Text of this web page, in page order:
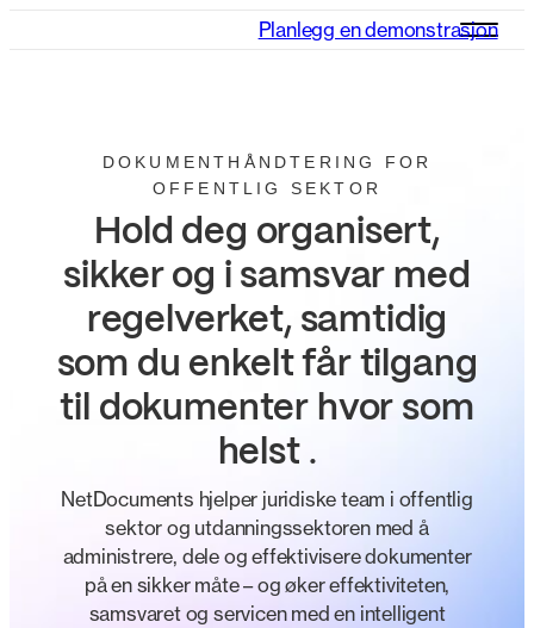
Planlegg en demonstrasjon
DOKUMENTHÅNDTERING FOR
OFFENTLIG SEKTOR
Hold deg organisert,
sikker og i samsvar med
regelverket, samtidig
som du enkelt får tilgang
til dokumenter hvor som
helst.
NetDocuments hjelper juridiske team i offentlig
sektor og utdanningssektoren med å
administrere, dele og effektivisere dokumenter
på en sikker måte – og øker effektiviteten,
samsvaret og servicen med en intelligent